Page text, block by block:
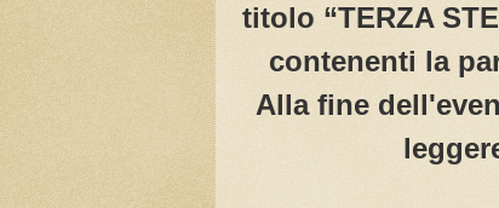
titolo “TERZA
contenenti la
Alla fine